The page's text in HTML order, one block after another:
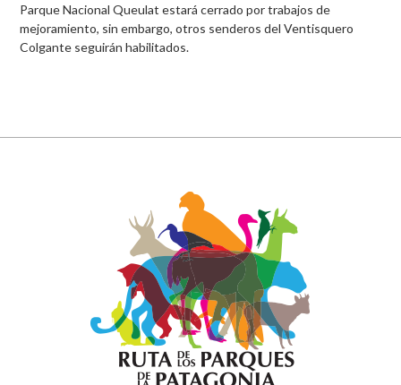
Parque Nacional Queulat estará cerrado por trabajos de
mejoramiento, sin embargo, otros senderos del Ventisquero
Colgante seguirán habilitados.